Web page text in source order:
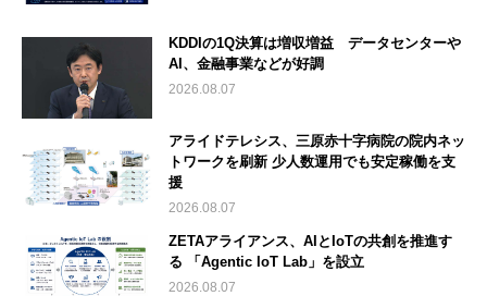
KDDIの1Q決算は増収増益 データセンターや
AI、金融事業などが好調
2026.08.07
アライドテレシス、三原赤十字病院の院内ネッ
トワークを刷新 少人数運用でも安定稼働を支
援
2026.08.07
ZETAアライアンス、AIとIoTの共創を推進す
る 「Agentic IoT Lab」を設立
2026.08.07